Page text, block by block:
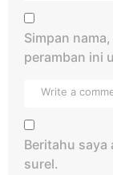
Simpan
peramban ini
Beritahu
surel.